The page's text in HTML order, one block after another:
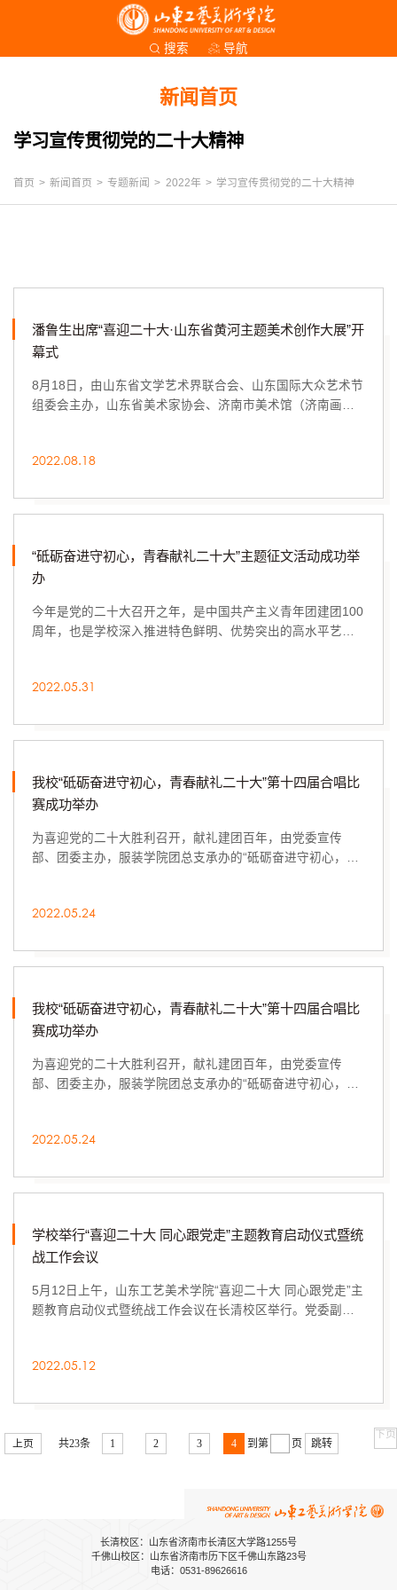
搜索 导航
新闻首页
学习宣传贯彻党的二十大精神
首页 > 新闻首页 > 专题新闻 > 2022年 > 学习宣传贯彻党的二十大精神
潘鲁生出席“喜迎二十大·山东省黄河主题美术创作大展”开
幕式
8月18日，由山东省文学艺术界联合会、山东国际大众艺术节
组委会主办，山东省美术家协会、济南市美术馆（济南画
式，开幕式由山东省美协常务副主席张宜主持。开幕式上，
国美协名誉主席冯远，中国国家画院院委、中国美协理论委
2022.08.18
“砥砺奋进守初心，青春献礼二十大”主题征文活动成功举
办
今年是党的二十大召开之年，是中国共产主义青年团建团100
周年，也是学校深入推进特色鲜明、优势突出的高水平艺术
赓续青年学生“听党话、感党恩、跟党走”的红色基因，引领全
的二十大胜利召开，由党委宣传部、工会、团委、马克思主
2022.05.31
我校“砥砺奋进守初心，青春献礼二十大”第十四届合唱比
赛成功举办
为喜迎党的二十大胜利召开，献礼建团百年，由党委宣传
部、团委主办，服装学院团总支承办的“砥砺奋进守初心，青
各参赛代表队认真进行活动策划讨论，精心录制剪辑视频。
憬、对共青团的深情告白、彰显着青春活力与蓬勃朝气的作
2022.05.24
我校“砥砺奋进守初心，青春献礼二十大”第十四届合唱比
赛成功举办
为喜迎党的二十大胜利召开，献礼建团百年，由党委宣传
部、团委主办，服装学院团总支承办的“砥砺奋进守初心，青
各参赛代表队认真进行活动策划讨论，精心录制剪辑视频。
憬、对共青团的深情告白、彰显着青春活力与蓬勃朝气的作
2022.05.24
学校举行“喜迎二十大 同心跟党走”主题教育启动仪式暨统
战工作会议
5月12日上午，山东工艺美术学院“喜迎二十大 同心跟党走”主
题教育启动仪式暨统战工作会议在长清校区举行。党委副书
会上，孙大刚通报了我校“喜迎二十大 同心跟党走”主题教育
解读了学校2022年统一战线工作要点，并对今年上半年统战
2022.05.12
共23条
上页 1 2 3 4
下页
到第
页 跳转
长清校区：山东省济南市长清区大学路1255号
千佛山校区：山东省济南市历下区千佛山东路23号
电话：0531-89626616